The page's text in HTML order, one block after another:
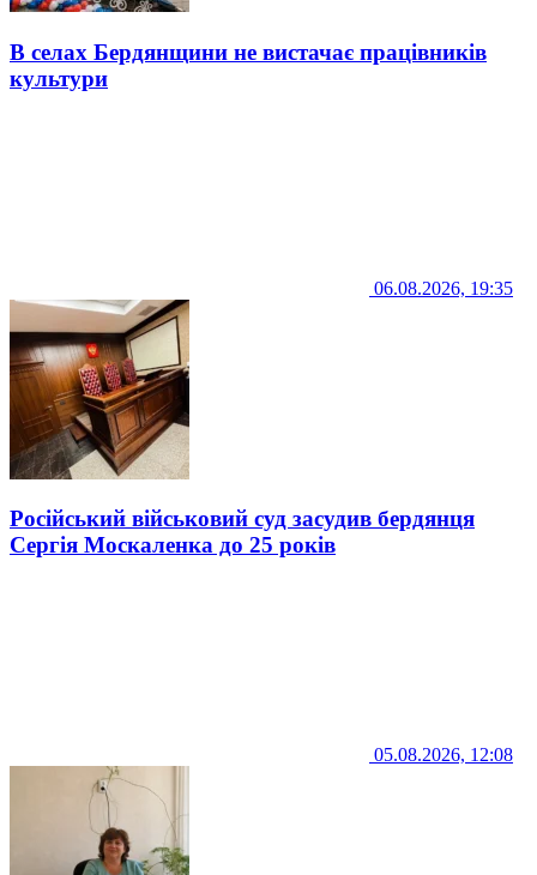
В селах Бердянщини не вистачає працівників
культури
06.08.2026, 19:35
Російський військовий суд засудив бердянця
Сергія Москаленка до 25 років
05.08.2026, 12:08